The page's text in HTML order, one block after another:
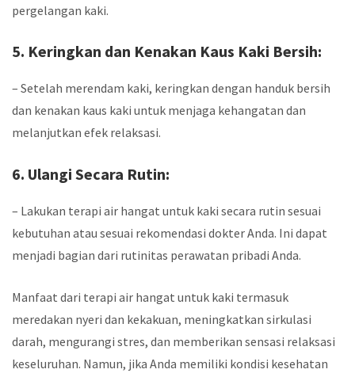
pergelangan kaki.
5. Keringkan dan Kenakan Kaus Kaki Bersih:
– Setelah merendam kaki, keringkan dengan handuk bersih
dan kenakan kaus kaki untuk menjaga kehangatan dan
melanjutkan efek relaksasi.
6. Ulangi Secara Rutin:
– Lakukan terapi air hangat untuk kaki secara rutin sesuai
kebutuhan atau sesuai rekomendasi dokter Anda. Ini dapat
menjadi bagian dari rutinitas perawatan pribadi Anda.
Manfaat dari terapi air hangat untuk kaki termasuk
meredakan nyeri dan kekakuan, meningkatkan sirkulasi
darah, mengurangi stres, dan memberikan sensasi relaksasi
keseluruhan. Namun, jika Anda memiliki kondisi kesehatan